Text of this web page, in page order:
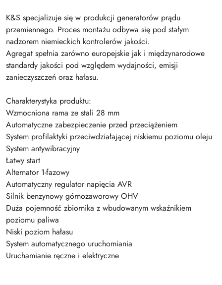
K&S specjalizuje się w produkcji generatorów prądu
przemiennego. Proces montażu odbywa się pod stałym
nadzorem niemieckich kontrolerów jakości.
Agregat spełnia zarówno europejskie jak i międzynarodowe
standardy jakości pod względem wydajności, emisji
zanieczyszczeń oraz hałasu.
Charakterystyka produktu:
Wzmocniona rama ze stali 28 mm
Automatyczne zabezpieczenie przed przeciążeniem
System profilaktyki przeciwdziałającej niskiemu poziomu oleju
System antywibracyjny
Łatwy start
Alternator 1-fazowy
Automatyczny regulator napięcia AVR
Silnik benzynowy górnozaworowy OHV
Duża pojemność zbiornika z wbudowanym wskaźnikiem
poziomu paliwa
Niski poziom hałasu
System automatycznego uruchomiania
Uruchamianie ręczne i elektryczne